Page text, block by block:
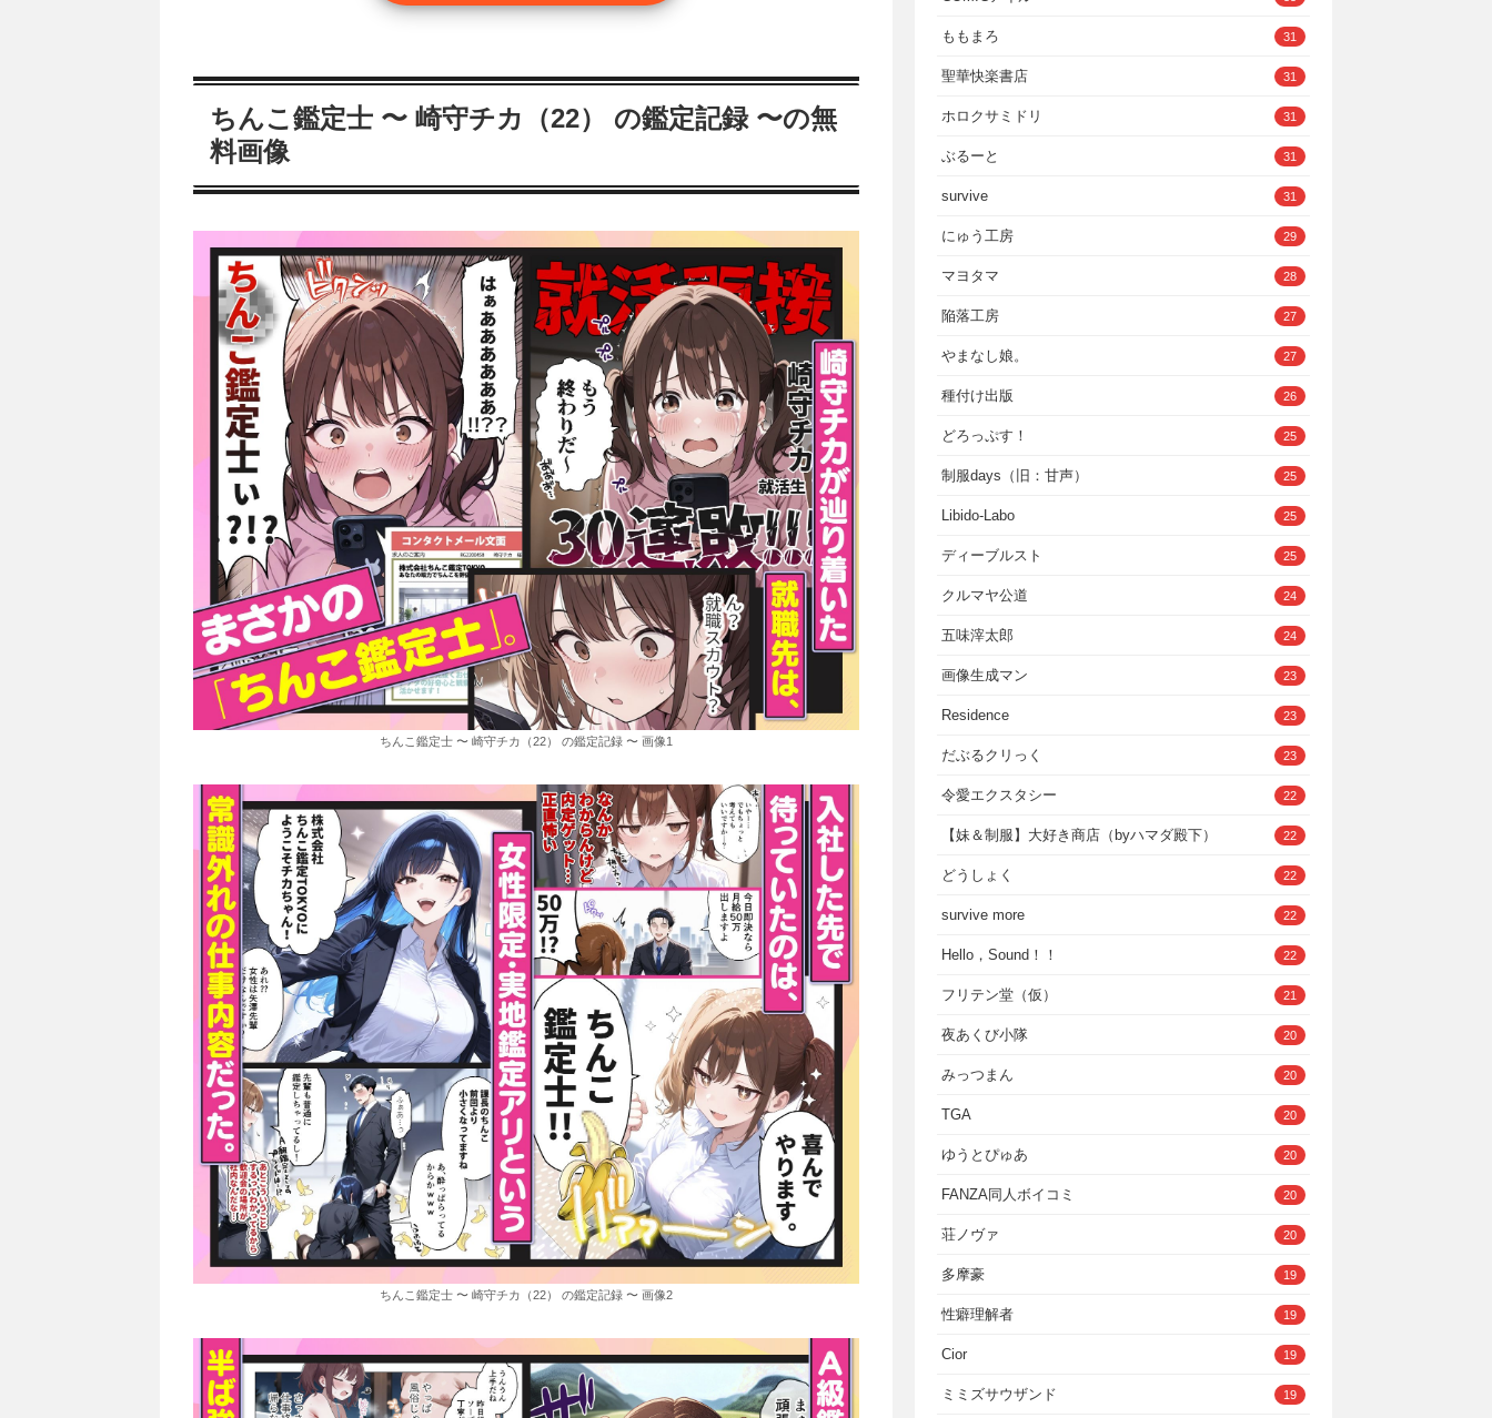
ちんこ鑑定士 〜 崎守チカ（22） の鑑定記録 〜の無
料画像
ちんこ鑑定士 〜 崎守チカ（22） の鑑定記録 〜 画像1
ちんこ鑑定士 〜 崎守チカ（22） の鑑定記録 〜 画像2
ももまろ 31
聖華快楽書店 31
ホロクサミドリ 31
ぶるーと 31
survive 31
にゅう工房 29
マヨタマ 28
陥落工房 27
やまなし娘。 27
種付け出版 26
どろっぷす！ 25
制服days（旧：甘声） 25
Libido-Labo 25
ディーブルスト 25
クルマヤ公道 24
五味滓太郎 24
画像生成マン 23
Residence 23
だぶるクリっく 23
令愛エクスタシー 22
【妹＆制服】大好き商店（byハマダ殿下） 22
どうしょく 22
survive more 22
Hello，Sound！！ 22
フリテン堂（仮） 21
夜あくび小隊 20
みっつまん 20
TGA 20
ゆうとぴゅあ 20
FANZA同人ボイコミ 20
荘ノヴァ 20
多摩豪 19
性癖理解者 19
Cior 19
ミミズサウザンド 19